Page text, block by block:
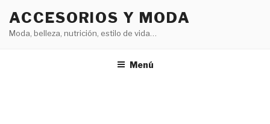
contenido
ACCESORIOS Y MODA
Moda, belleza, nutrición, estilo de vida…
Menú